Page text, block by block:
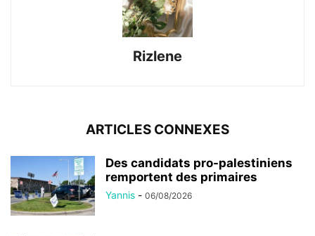
Rizlene
ARTICLES CONNEXES
Des candidats pro-palestiniens
remportent des primaires
Yannis - 06/08/2026